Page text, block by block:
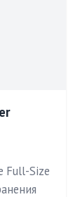
Full-Size